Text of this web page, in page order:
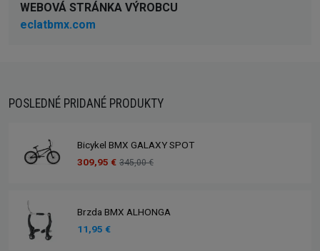
WEBOVÁ STRÁNKA VÝROBCU
eclatbmx.com
POSLEDNÉ PRIDANÉ PRODUKTY
Bicykel BMX GALAXY SPOT
309,95 € 345,00 €
Brzda BMX ALHONGA
11,95 €